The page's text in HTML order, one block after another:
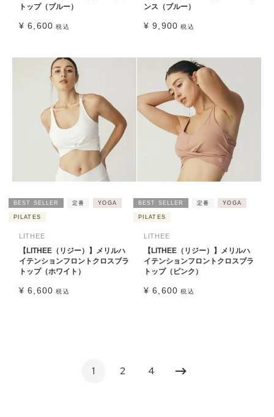
トップ（ブルー）
¥ 6,600 税込
ンス（ブルー）
¥ 9,900 税込
BEST SELLER 定番 YOGA
PILATES
LITHEE
【LITHEE（リジー）】メリルハ
イテンションフロントクロスブラ
トップ（ホワイト）
¥ 6,600 税込
BEST SELLER 定番 YOGA
PILATES
LITHEE
【LITHEE（リジー）】メリルハ
イテンションフロントクロスブラ
トップ（ピンク）
¥ 6,600 税込
1 2 4